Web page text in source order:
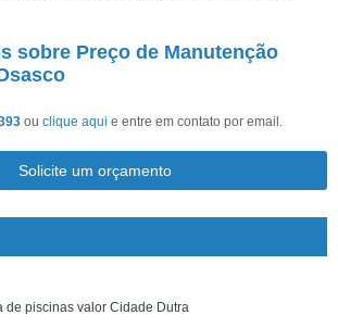
sobre Preço de Manutenção
ou clique aqui e entre em contato por email.
Solicite um orçamento
de piscinas valor Cidade Dutra